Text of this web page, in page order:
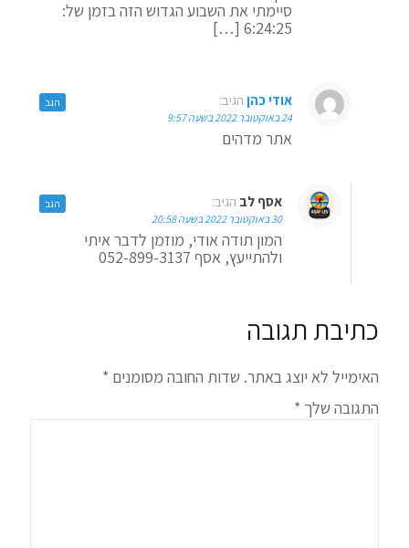
סיימתי את השבוע הגדוש הזה בזמן של:
6:24:25 […]
אודי כהן הגיב:
24 באוקטובר 2022 בשעה 9:57
אתר מדהים
הגב
אסף לב הגיב:
30 באוקטובר 2022 בשעה 20:58
המון תודה אודי, מוזמן לדבר איתי
ולהתייעץ, אסף 052-899-3137
הגב
כתיבת תגובה
האימייל לא יוצג באתר. שדות החובה מסומנים *
התגובה שלך *